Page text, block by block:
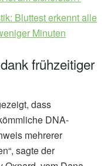
Bluttest erkennt alle
Minuten
frühzeitiger
dass
DNA-
mehrerer
sagte der